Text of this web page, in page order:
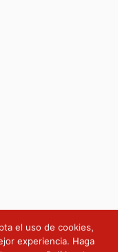
el uso de cookies,
experiencia. Haga